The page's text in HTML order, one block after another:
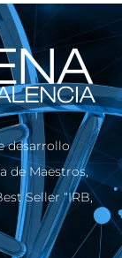
desarrollo
de Maestros,
Seller “IRB,